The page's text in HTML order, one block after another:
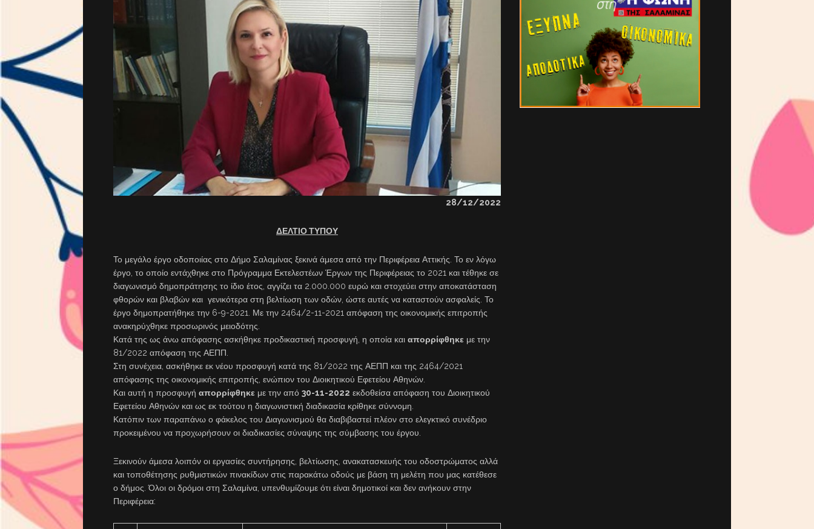
28/12/2022
ΔΕΛΤΙΟ ΤΥΠΟΥ
Το μεγάλο έργο οδοποιίας στο Δήμο Σαλαμίνας ξεκινά άμεσα από την Περιφέρεια Αττικής. Το εν λόγω
έργο, το οποίο εντάχθηκε στο Πρόγραμμα Εκτελεστέων Έργων της Περιφέρειας το 2021 και τέθηκε σε
διαγωνισμό δημοπράτησης το ίδιο έτος, αγγίζει τα 2.000.000 ευρώ και στοχεύει στην αποκατάσταση
φθορών και βλαβών και γενικότερα στη βελτίωση των οδών, ώστε αυτές να καταστούν ασφαλείς. Το
έργο δημοπρατήθηκε την 6-9-2021. Με την 2464/2-11-2021 απόφαση της οικονομικής επιτροπής
ανακηρύχθηκε προσωρινός μειοδότης.
Κατά της ως άνω απόφασης ασκήθηκε προδικαστική προσφυγή, η οποία και απορρίφθηκε με την
81/2022 απόφαση της ΑΕΠΠ.
Στη συνέχεια, ασκήθηκε εκ νέου προσφυγή κατά της 81/2022 της ΑΕΠΠ και της 2464/2021
απόφασης της οικονομικής επιτροπής, ενώπιον του Διοικητικού Εφετείου Αθηνών.
Και αυτή η προσφυγή απορρίφθηκε με την από 30-11-2022 εκδοθείσα απόφαση του Διοικητικού
Εφετείου Αθηνών και ως εκ τούτου η διαγωνιστική διαδικασία κρίθηκε σύννομη.
Κατόπιν των παραπάνω ο φάκελος του Διαγωνισμού θα διαβιβαστεί πλέον στο ελεγκτικό συνέδριο
προκειμένου να προχωρήσουν οι διαδικασίες σύναψης της σύμβασης του έργου.
Ξεκινούν άμεσα λοιπόν οι εργασίες συντήρησης, βελτίωσης, ανακατασκευής του οδοστρώματος αλλά
και τοποθέτησης ρυθμιστικών πινακίδων στις παρακάτω οδούς με βάση τη μελέτη που μας κατέθεσε
ο δήμος. Όλοι οι δρόμοι στη Σαλαμίνα, υπενθυμίζουμε ότι είναι δημοτικοί και δεν ανήκουν στην
Περιφέρεια: